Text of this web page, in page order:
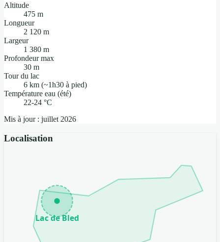
Altitude
475 m
Longueur
2 120 m
Largeur
1 380 m
Profondeur max
30 m
Tour du lac
6 km (~1h30 à pied)
Température eau (été)
22-24 °C
Mis à jour : juillet 2026
Localisation
Lac de Bled